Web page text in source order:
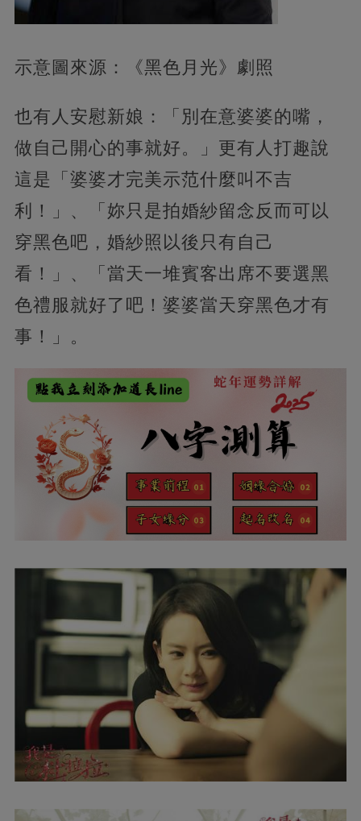
示意圖來源：《黑色月光》劇照
也有人安慰新娘：「別在意婆婆的嘴，
做自己開心的事就好。」更有人打趣說
這是「婆婆才完美示范什麼叫不吉
利！」、「妳只是拍婚紗留念反而可以
穿黑色吧，婚紗照以後只有自己
看！」、「當天一堆賓客出席不要選黑
色禮服就好了吧！婆婆當天穿黑色才有
事！」。